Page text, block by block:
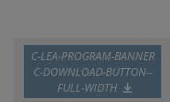
C-LEA-PROGRAM-BANNER
C-DOWNLOAD-BUTTON--
FULL-WIDTH